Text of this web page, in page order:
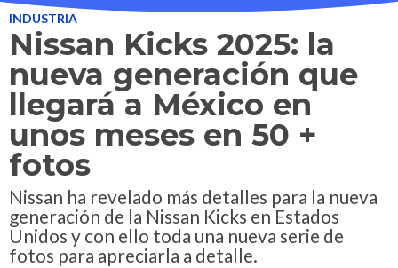
INDUSTRIA
Nissan Kicks 2025: la
nueva generación que
llegará a México en
unos meses en 50 +
fotos
Nissan ha revelado más detalles para la nueva
generación de la Nissan Kicks en Estados
Unidos y con ello toda una nueva serie de
fotos para apreciarla a detalle.